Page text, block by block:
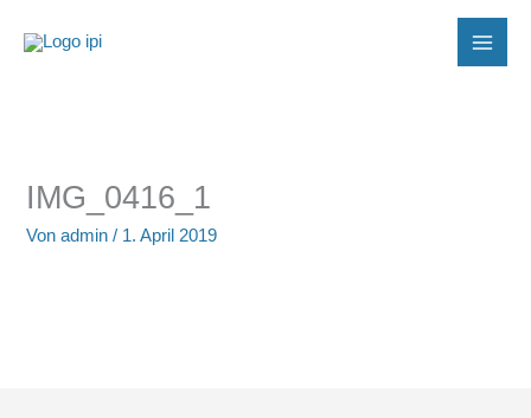
Inhalt
IMG_0416_1
Vonadmin/ 1. April 2019